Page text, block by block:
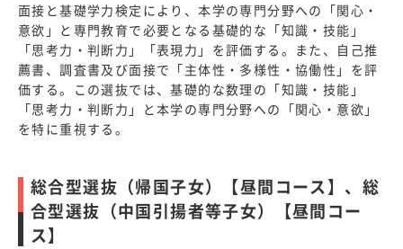
面接と基礎学力検定により、本学の専門分野への「関心・
意欲」と専門教育で必要となる基礎的な「知識・技能」
「思考力・判断力」「表現力」を評価する。また、自己推
薦書、調査書及び面接で「主体性・多様性・協働性」を評
価する。この選抜では、基礎的な数理の「知識・技能」
「思考力・判断力」と本学の専門分野への「関心・意欲」
を特に重視する。
総合型選抜（帰国子女）【昼間コース】、総
合型選抜（中国引揚者等子女）【昼間コー
ス】